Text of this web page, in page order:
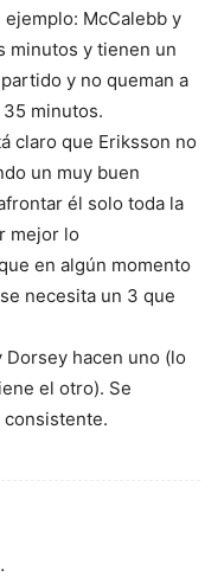
ejemplo: McCalebb y
minutos y tienen un
y no queman a
minutos.
claro que Eriksson no
un muy buen
él solo toda la
mejor lo
en algún momento
necesita un 3 que
hacen uno (lo
el otro). Se
consistente.